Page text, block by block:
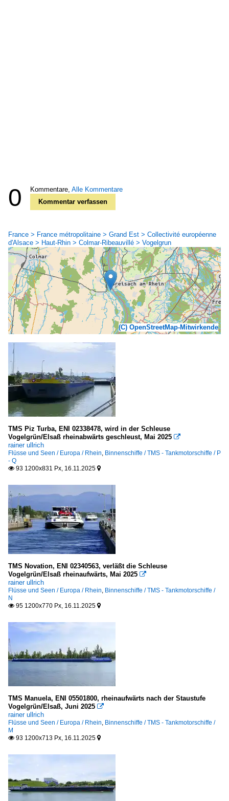
0 Kommentare, Alle Kommentare
Kommentar verfassen
France > France métropolitaine > Grand Est > Collectivité européenne
d'Alsace > Haut-Rhin > Colmar-Ribeauvillé > Vogelgrun
(C) OpenStreetMap-Mitwirkende
TMS Piz Turba, ENI 02338478, wird in der Schleuse
Vogelgrün/Elsaß rheinabwärts geschleust, Mai 2025 
rainer ullrich
Flüsse und Seen / Europa / Rhein, Binnenschiffe / TMS - Tankmotorschiffe / P
- Q
 93 1200x831 Px, 16.11.2025 
TMS Novation, ENI 02340563, verläßt die Schleuse
Vogelgrün/Elsaß rheinaufwärts, Mai 2025 
rainer ullrich
Flüsse und Seen / Europa / Rhein, Binnenschiffe / TMS - Tankmotorschiffe /
N
 95 1200x770 Px, 16.11.2025 
TMS Manuela, ENI 05501800, rheinaufwärts nach der Staustufe
Vogelgrün/Elsaß, Juni 2025 
rainer ullrich
Flüsse und Seen / Europa / Rhein, Binnenschiffe / TMS - Tankmotorschiffe /
M
 93 1200x713 Px, 16.11.2025 